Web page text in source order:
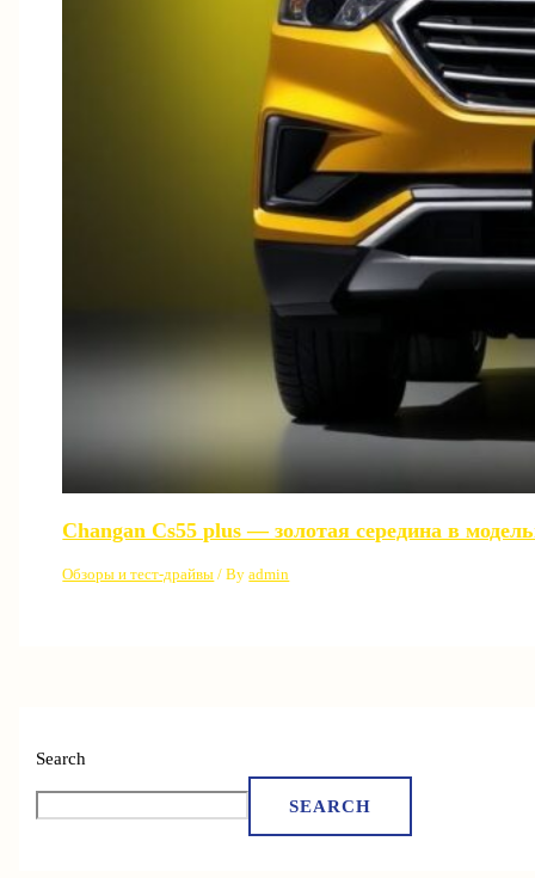
Search
SEARCH
Changan Cs55 plus — золотая середина в
Обзоры и тест-драйвы / Byadmin